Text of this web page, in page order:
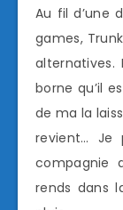
Au fil d’une
games,
borne qu’il
de ma la
revient… Je
compagnie
rends dans